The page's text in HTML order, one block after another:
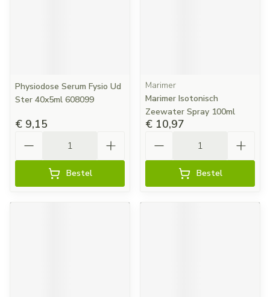
Physiodose Serum Fysio Ud
Ster 40x5ml 608099
€ 9,15
Bestel
Marimer
Marimer Isotonisch
Zeewater Spray 100ml
€ 10,97
Bestel